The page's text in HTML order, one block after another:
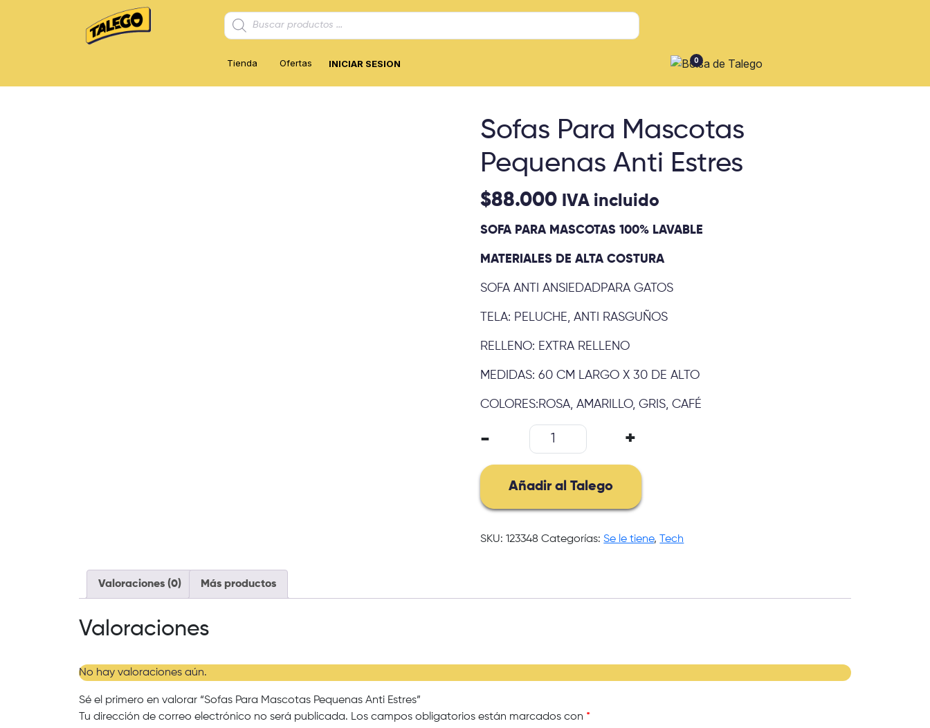
Búsqueda
de
productos
Tienda Ofertas INICIAR SESION 0
Sofas Para Mascotas
Pequenas Anti Estres
$88.000 IVA incluido
SOFA PARA MASCOTAS 100% LAVABLE
MATERIALES DE ALTA COSTURA
SOFA ANTI ANSIEDADPARA GATOS
TELA: PELUCHE, ANTI RASGUÑOS
RELLENO: EXTRA RELLENO
MEDIDAS: 60 CM LARGO X 30 DE ALTO
COLORES:ROSA, AMARILLO, GRIS, CAFÉ
-
Sofas
Mascotas
Pequenas
Estres
cantidad
+
Añadir al Talego
SKU:123348 Categorías:Se le tiene,Tech
Valoraciones (0) Más productos
Valoraciones
No hay valoraciones aún.
Sé el primero en valorar “Sofas Para Mascotas Pequenas Anti Estres”
Tu dirección de correo electrónico no será publicada. Los campos obligatorios están marcados con *